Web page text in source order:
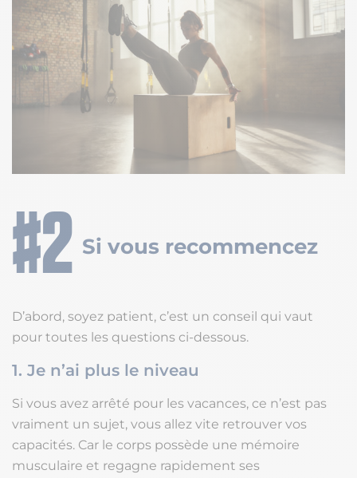
Si vous recommencez
D’abord, soyez patient, c’est un conseil qui vaut
pour toutes les questions ci-dessous.
1. Je n’ai plus le niveau
Si vous avez arrêté pour les vacances, ce n’est pas
vraiment un sujet, vous allez vite retrouver vos
capacités. Car le corps possède une mémoire
musculaire et regagne rapidement ses